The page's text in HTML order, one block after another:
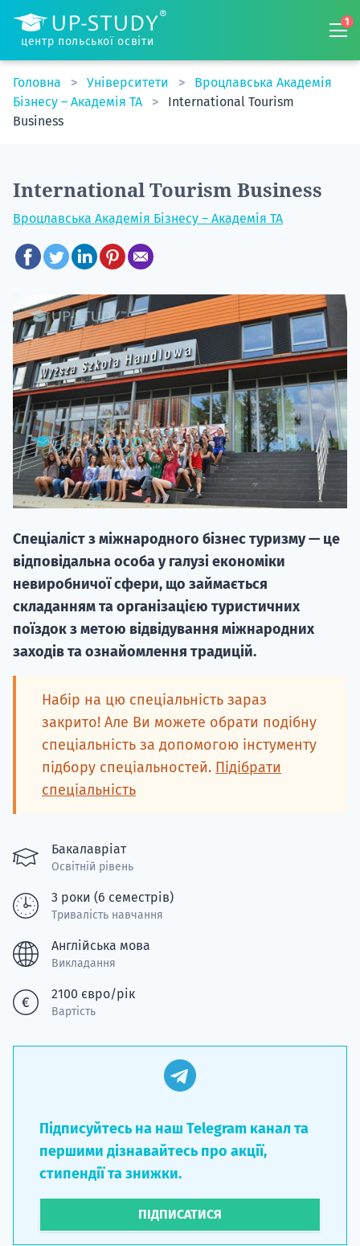
центр польської освіти
1
Головна Університети
Вроцлавська Академія
Бізнесу – Академія TA
International Tourism
Business
International Tourism Business
Вроцлавська Академія Бізнесу – Академія TA
Спеціаліст з міжнародного бізнес туризму — це
відповідальна особа у галузі економіки
невиробничої сфери, що займається
складанням та організацією туристичних
поїздок з метою відвідування міжнародних
заходів та ознайомлення традицій.
Набір на цю спеціальність зараз
закрито! Але Ви можете обрати подібну
спеціальність за допомогою інстументу
підбору спеціальностей. Підібрати
спеціальність
Бакалавріат
Освітній рівень
3 роки (6 семестрів)
Тривалість навчання
Англійська мова
Викладання
2100 євро/рік
Вартість
Підписуйтесь на наш Telegram канал та
першими дізнавайтесь про акції,
стипендії та знижки.
ПІДПИСАТИСЯ
"Навчання